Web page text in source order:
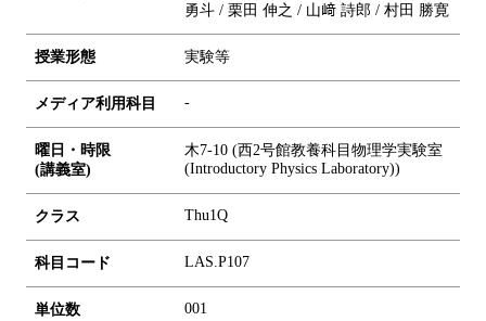
勇斗 / 栗田 伸之 / 山﨑 詩郎 / 村田 勝寛
授業形態 実験等
メディア利用科目 -
曜日・時限
(講義室)
木7-10 (西2号館教養科目物理学実験室
(Introductory Physics Laboratory))
クラス Thu1Q
科目コード LAS.P107
単位数 001